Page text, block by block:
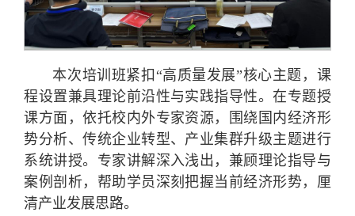
本次培训班紧扣“高质量发展”核心主题，课
程设置兼具理论前沿性与实践指导性。在专题授
课方面，依托校内外专家资源，围绕国内经济形
势分析、传统企业转型、产业集群升级主题进行
系统讲授。专家讲解深入浅出，兼顾理论指导与
案例剖析，帮助学员深刻把握当前经济形势，厘
清产业发展思路。